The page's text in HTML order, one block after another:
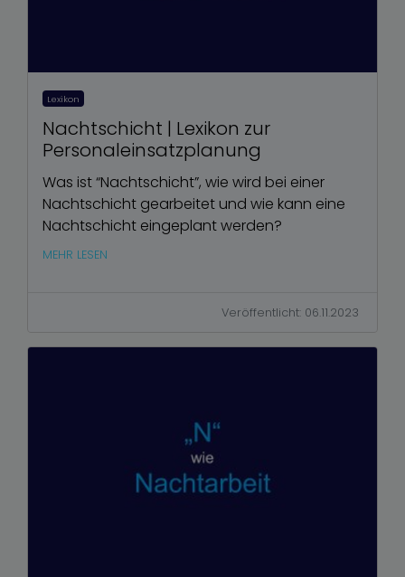
Lexikon
Nachtschicht | Lexikon zur
Personaleinsatzplanung
Was ist “Nachtschicht”, wie wird bei einer
Nachtschicht gearbeitet und wie kann eine
Nachtschicht eingeplant werden?
MEHR LESEN
Veröffentlicht: 06.11.2023